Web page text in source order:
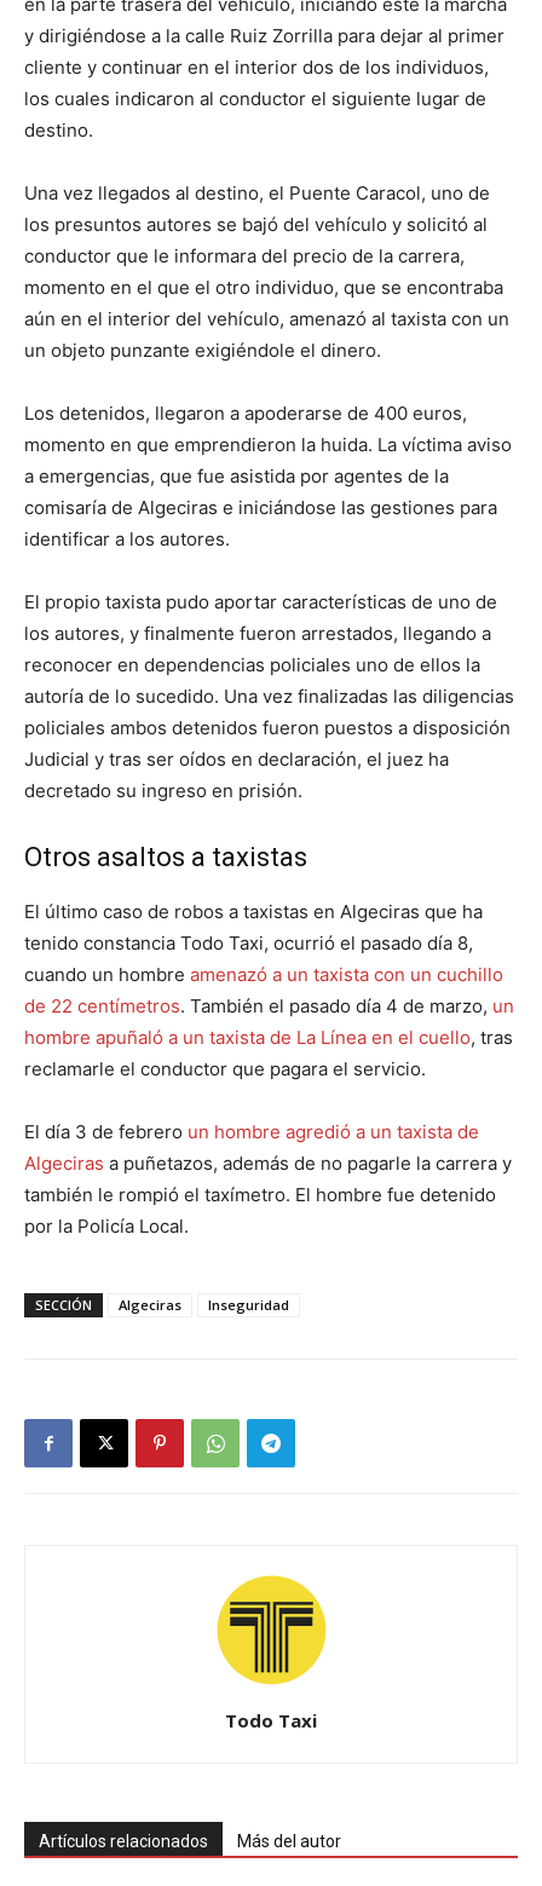
en la parte trasera del vehículo, iniciando este la marcha
y dirigiéndose a la calle Ruiz Zorrilla para dejar al primer
cliente y continuar en el interior dos de los individuos,
los cuales indicaron al conductor el siguiente lugar de
destino.
Una vez llegados al destino, el Puente Caracol, uno de
los presuntos autores se bajó del vehículo y solicitó al
conductor que le informara del precio de la carrera,
momento en el que el otro individuo, que se encontraba
aún en el interior del vehículo, amenazó al taxista con un
un objeto punzante exigiéndole el dinero.
Los detenidos, llegaron a apoderarse de 400 euros,
momento en que emprendieron la huida. La víctima aviso
a emergencias, que fue asistida por agentes de la
comisaría de Algeciras e iniciándose las gestiones para
identificar a los autores.
El propio taxista pudo aportar características de uno de
los autores, y finalmente fueron arrestados, llegando a
reconocer en dependencias policiales uno de ellos la
autoría de lo sucedido. Una vez finalizadas las diligencias
policiales ambos detenidos fueron puestos a disposición
Judicial y tras ser oídos en declaración, el juez ha
decretado su ingreso en prisión.
Otros asaltos a taxistas
El último caso de robos a taxistas en Algeciras que ha
tenido constancia Todo Taxi, ocurrió el pasado día 8,
cuando un hombre amenazó a un taxista con un cuchillo
de 22 centímetros. También el pasado día 4 de marzo, un
hombre apuñaló a un taxista de La Línea en el cuello, tras
reclamarle el conductor que pagara el servicio.
El día 3 de febrero un hombre agredió a un taxista de
Algeciras a puñetazos, además de no pagarle la carrera y
también le rompió el taxímetro. El hombre fue detenido
por la Policía Local.
SECCIÓN Algeciras Inseguridad
Todo Taxi
Artículos relacionados Más del autor